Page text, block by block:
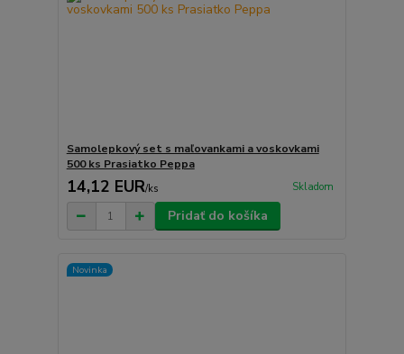
Samolepkový set s maľovankami a voskovkami
500 ks Prasiatko Peppa
14,12 EUR/ks Skladom
Pridať do košíka
Novinka